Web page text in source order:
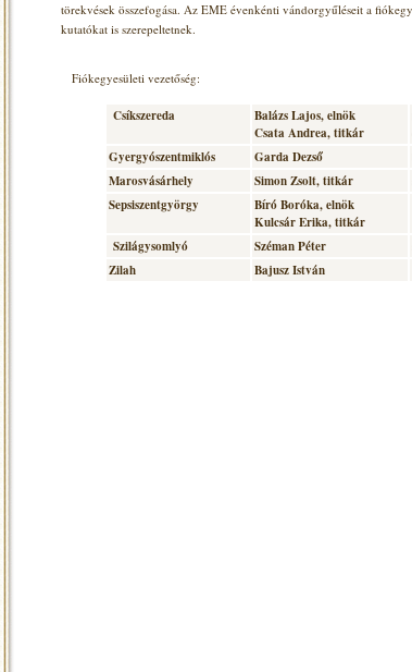
törekvések összefogása. Az EME évenkénti vándorgyűléseit a
kutatókat is szerepeltetnek.
Fiókegyesületi vezetőség:
Csíkszereda
Balázs Lajos, elnök
Csata Andrea, titkár
Gyergyószentmiklós Garda Dezső
Marosvásárhely Simon Zsolt, titkár
Sepsiszentgyörgy Bíró Boróka, elnök
Kulcsár Erika, titkár
Szilágysomlyó Széman Péter
Zilah Bajusz István